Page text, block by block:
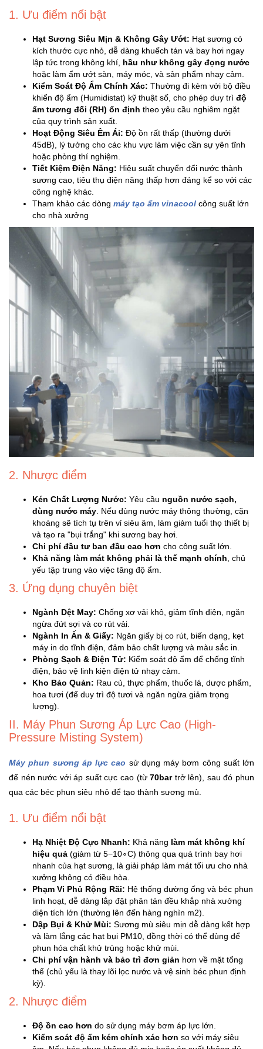
Em
Đồng
Hồ
Phụ
Kiện
Và
Sống
Tính
Bị
Phòng
Khỏe
Đẹp
Massage
Thể
Ngoại
Ô
Giải
Voucher
1. Ưu điểm nổi bật
Hạt Sương Siêu Mịn & Không Gây Ướt: Hạt sương có
kích thước cực nhỏ, dễ dàng khuếch tán và bay hơi ngay
lập tức trong không khí, hầu như không gây đọng nước
hoặc làm ẩm ướt sàn, máy móc, và sản phẩm nhạy cảm.
Kiểm Soát Độ Ẩm Chính Xác: Thường đi kèm với bộ điều
khiển độ ẩm (Humidistat) kỹ thuật số, cho phép duy trì độ
ẩm tương đối (RH) ổn định theo yêu cầu nghiêm ngặt
của quy trình sản xuất.
Hoạt Động Siêu Êm Ái: Độ ồn rất thấp (thường dưới
45dB), lý tưởng cho các khu vực làm việc cần sự yên tĩnh
hoặc phòng thí nghiệm.
Tiết Kiệm Điện Năng: Hiệu suất chuyển đổi nước thành
sương cao, tiêu thụ điện năng thấp hơn đáng kể so với các
công nghệ khác.
Tham khảo các dòng máy tạo ẩm vinacool công suất lớn
cho nhà xưởng
2. Nhược điểm
Kén Chất Lượng Nước: Yêu cầu nguồn nước sạch,
dùng nước máy. Nếu dùng nước máy thông thường, cặn
khoáng sẽ tích tụ trên vỉ siêu âm, làm giảm tuổi thọ thiết bị
và tạo ra "bụi trắng" khi sương bay hơi.
Chi phí đầu tư ban đầu cao hơn cho công suất lớn.
Khả năng làm mát không phải là thế mạnh chính, chủ
yếu tập trung vào việc tăng độ ẩm.
3. Ứng dụng chuyên biệt
Ngành Dệt May: Chống xơ vải khô, giảm tĩnh điện, ngăn
ngừa đứt sợi và co rút vải.
Ngành In Ấn & Giấy: Ngăn giấy bị co rút, biến dạng, kẹt
máy in do tĩnh điện, đảm bảo chất lượng và màu sắc in.
Phòng Sạch & Điện Tử: Kiểm soát độ ẩm để chống tĩnh
điện, bảo vệ linh kiện điện tử nhạy cảm.
Kho Bảo Quản: Rau củ, thực phẩm, thuốc lá, dược phẩm,
hoa tươi (để duy trì độ tươi và ngăn ngừa giảm trọng
lượng).
II. Máy Phun Sương Áp Lực Cao (High-
Pressure Misting System)
Máy phun sương áp lực cao sử dụng máy bơm công suất lớn
để nén nước với áp suất cực cao (từ70bartrở lên), sau đó phun
qua các béc phun siêu nhỏ để tạo thành sương mù.
1. Ưu điểm nổi bật
Hạ Nhiệt Độ Cực Nhanh: Khả năng làm mát không khí
hiệu quả (giảm từ 5−10∘C) thông qua quá trình bay hơi
nhanh của hạt sương, là giải pháp làm mát tối ưu cho nhà
xưởng không có điều hòa.
Phạm Vi Phủ Rộng Rãi: Hệ thống đường ống và béc phun
linh hoạt, dễ dàng lắp đặt phân tán đều khắp nhà xưởng
diện tích lớn (thường lên đến hàng nghìn m2).
Dập Bụi & Khử Mùi: Sương mù siêu mịn dễ dàng kết hợp
và làm lắng các hạt bụi PM10, đồng thời có thể dùng để
phun hóa chất khử trùng hoặc khử mùi.
Chi phí vận hành và bảo trì đơn giản hơn về mặt tổng
thể (chủ yếu là thay lõi lọc nước và vệ sinh béc phun định
kỳ).
2. Nhược điểm
Độ ồn cao hơn do sử dụng máy bơm áp lực lớn.
Kiểm soát độ ẩm kém chính xác hơn so với máy siêu